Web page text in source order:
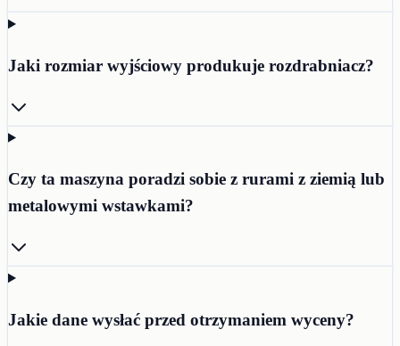
Jaki rozmiar wyjściowy produkuje rozdrabniacz?
Czy ta maszyna poradzi sobie z rurami z ziemią lub
metalowymi wstawkami?
Jakie dane wysłać przed otrzymaniem wyceny?